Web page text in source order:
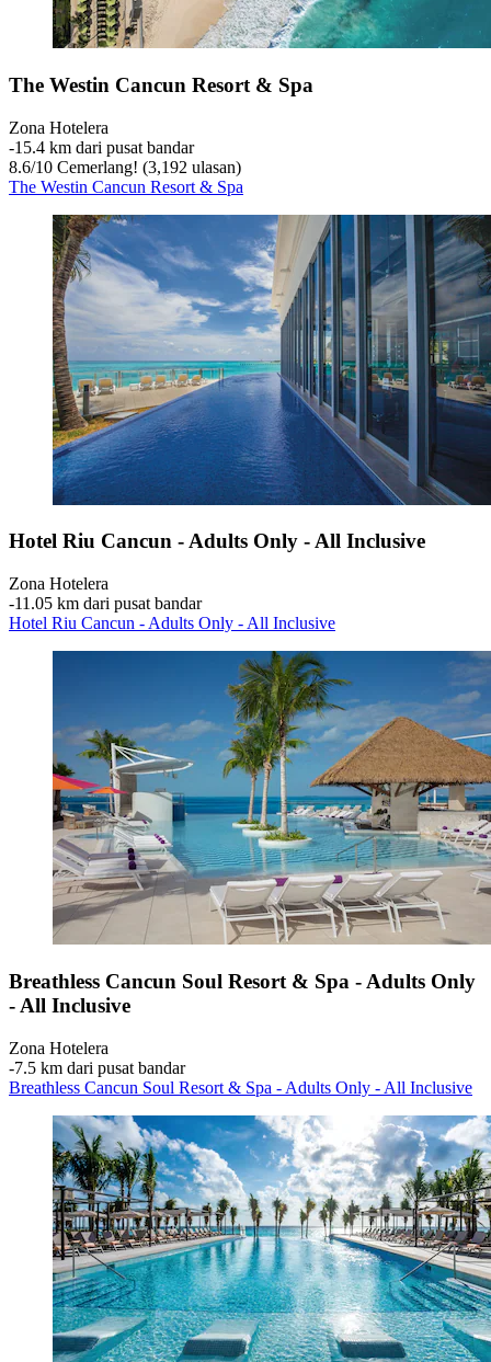
The Westin Cancun Resort & Spa
Zona Hotelera
‐15.4 km dari pusat bandar
8.6/10 Cemerlang! (3,192 ulasan)
The Westin Cancun Resort & Spa
Hotel Riu Cancun - Adults Only - All Inclusive
Zona Hotelera
‐11.05 km dari pusat bandar
Hotel Riu Cancun - Adults Only - All Inclusive
Breathless Cancun Soul Resort & Spa - Adults Only
- All Inclusive
Zona Hotelera
‐7.5 km dari pusat bandar
Breathless Cancun Soul Resort & Spa - Adults Only - All Inclusive